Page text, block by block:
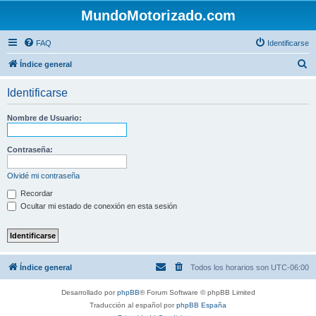
MundoMotorizado.com
FAQ Identificarse
Índice general
Identificarse
Nombre de Usuario:
Contraseña:
Olvidé mi contraseña
Recordar
Ocultar mi estado de conexión en esta sesión
Índice general Todos los horarios son UTC-06:00
Desarrollado porphpBB® Forum Software © phpBB Limited
Traducción al español porphpBB España